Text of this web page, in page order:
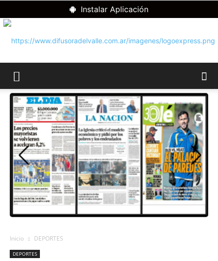
Instalar Aplicación
DIFUSORA
DEL
VALLE
Inicio DEPORTES
DEPORTES